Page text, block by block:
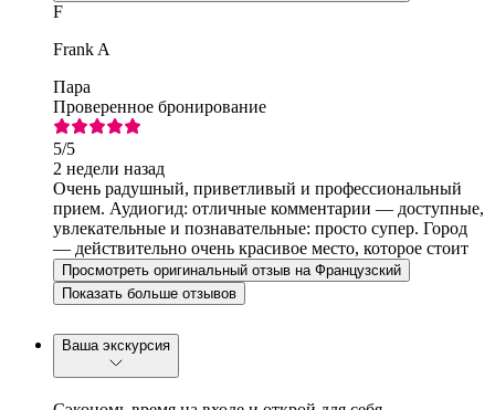
F
Frank A
Пара
Проверенное бронирование
5/5
2 недели назад
Очень радушный, приветливый и профессиональный
прием. Аудиогид: отличные комментарии — доступные,
увлекательные и познавательные: просто супер. Город
— действительно очень красивое место, которое стоит
исследовать...
Просмотреть оригинальный отзыв на Французский
Показать больше отзывов
Ваша экскурсия